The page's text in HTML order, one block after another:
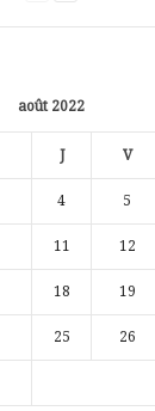
août 2022
J V
4 5
11 12
18 19
25 26